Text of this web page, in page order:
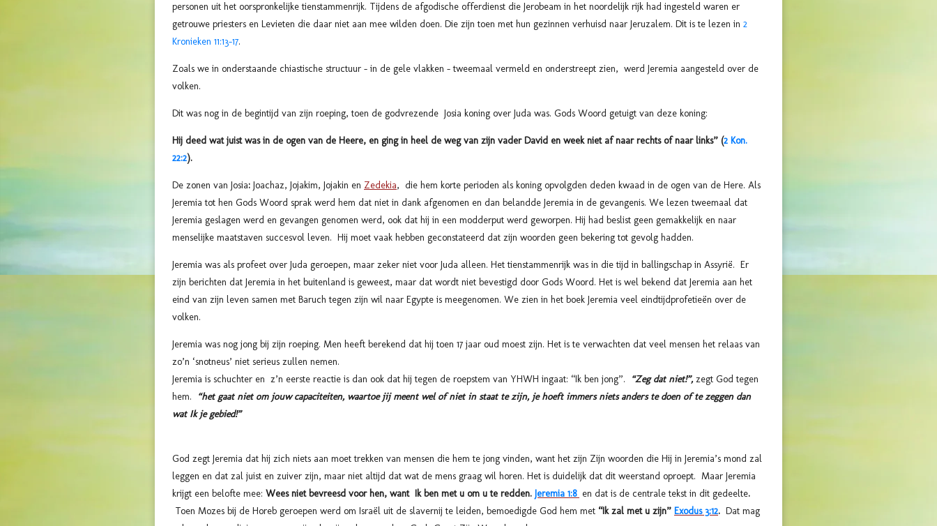
personen uit het oorspronkelijke tienstammenrijk. Tijdens de afgodische offerdienst die Jerobeam in het noordelijk rijk had ingesteld waren er
getrouwe priesters en Levieten die daar niet aan mee wilden doen. Die zijn toen met hun gezinnen verhuisd naar Jeruzalem. Dit is te lezen in 2
Kronieken 11:13-17.
Zoals we in onderstaande chiastische structuur - in de gele vlakken - tweemaal vermeld en onderstreept zien, werd Jeremia aangesteld over de
volken.
Dit was nog in de begintijd van zijn roeping, toen de godvrezende Josia koning over Juda was. Gods Woord getuigt van deze koning:
Hij deed wat juist was in de ogen van de Heere, en ging in heel de weg van zijn vader David en week niet af naar rechts of naar links” (2 Kon.
22:2).
De zonen van Josia: Joachaz, Jojakim, Jojakin en Zedekia, die hem korte perioden als koning opvolgden deden kwaad in de ogen van de Here. Als
Jeremia tot hen Gods Woord sprak werd hem dat niet in dank afgenomen en dan belandde Jeremia in de gevangenis. We lezen tweemaal dat
Jeremia geslagen werd en gevangen genomen werd, ook dat hij in een modderput werd geworpen. Hij had beslist geen gemakkelijk en naar
menselijke maatstaven succesvol leven. Hij moet vaak hebben geconstateerd dat zijn woorden geen bekering tot gevolg hadden.
Jeremia was als profeet over Juda geroepen, maar zeker niet voor Juda alleen. Het tienstammenrijk was in die tijd in ballingschap in Assyrië. Er
zijn berichten dat Jeremia in het buitenland is geweest, maar dat wordt niet bevestigd door Gods Woord. Het is wel bekend dat Jeremia aan het
eind van zijn leven samen met Baruch tegen zijn wil naar Egypte is meegenomen. We zien in het boek Jeremia veel eindtijdprofetieën over de
volken.
Jeremia was nog jong bij zijn roeping. Men heeft berekend dat hij toen 17 jaar oud moest zijn. Het is te verwachten dat veel mensen het relaas van
zo’n ‘snotneus’ niet serieus zullen nemen.
Jeremia is schuchter en z’n eerste reactie is dan ook dat hij tegen de roepstem van YHWH ingaat: “Ik ben jong”.
“Zeg dat niet!”, zegt God tegen
hem.
“het gaat niet om jouw capaciteiten, waartoe jij meent wel of niet in staat te zijn, je hoeft immers niets anders te doen of te zeggen dan
wat Ik je gebied!”
God zegt Jeremia dat hij zich niets aan moet trekken van mensen die hem te jong vinden, want het zijn Zijn woorden die Hij in Jeremia’s mond zal
leggen en dat zal juist en zuiver zijn, maar niet altijd dat wat de mens graag wil horen. Het is duidelijk dat dit weerstand oproept. Maar Jeremia
krijgt een belofte mee: Wees niet bevreesd voor hen, want Ik ben met u om u te redden. Jeremia 1:8 en dat is de centrale tekst in dit gedeelte.
Toen Mozes bij de Horeb geroepen werd om Israël uit de slavernij te leiden, bemoedigde God hem met “Ik zal met u zijn” Exodus 3:12. Dat mag